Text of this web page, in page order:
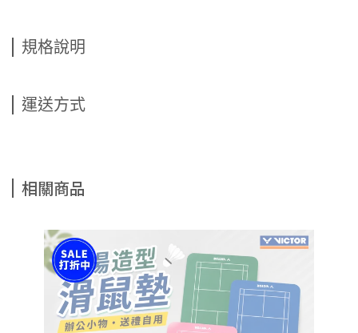
規格說明
運送方式
相關商品